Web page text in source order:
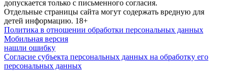
допускается только с письменного согласия.
Отдельные страницы сайта могут содержать вредную для
детей информацию. 18+
Политика в отношении обработки персональных данных
Мобильная версия
нашли ошибку
Согласие субъекта персональных данных на обработку его
персональных данных